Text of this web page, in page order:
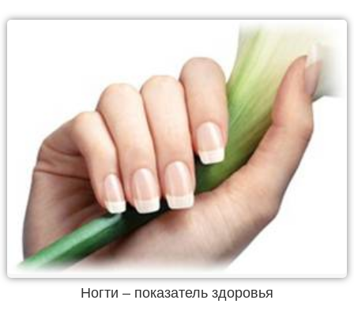
Ногти – показатель здоровья